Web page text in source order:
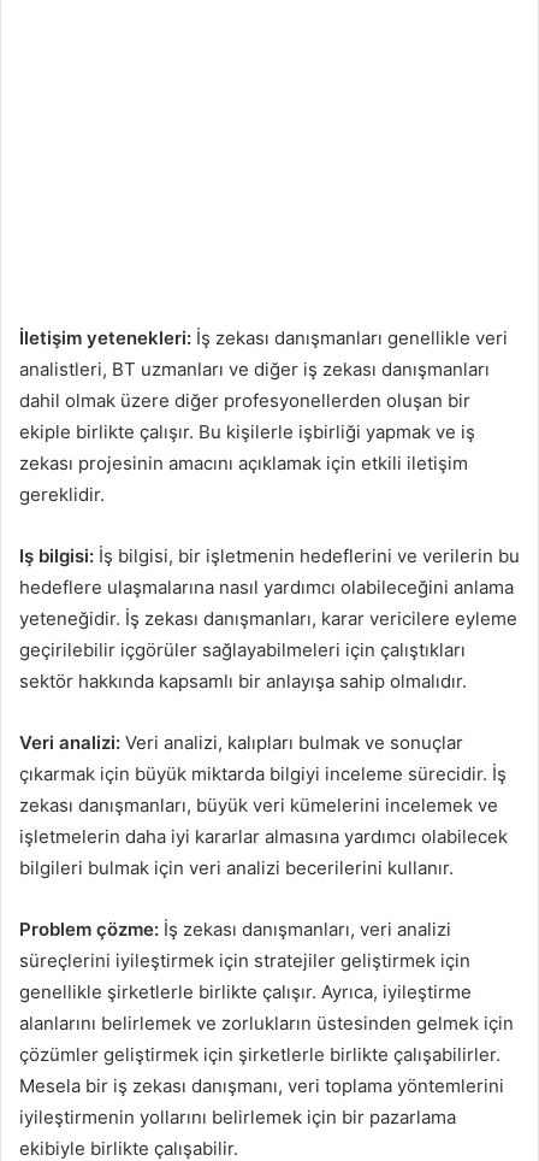
İletişim yetenekleri: İş zekası danışmanları genellikle veri
analistleri, BT uzmanları ve diğer iş zekası danışmanları
dahil olmak üzere diğer profesyonellerden oluşan bir
ekiple birlikte çalışır. Bu kişilerle işbirliği yapmak ve iş
zekası projesinin amacını açıklamak için etkili iletişim
gereklidir.
Iş bilgisi: İş bilgisi, bir işletmenin hedeflerini ve verilerin bu
hedeflere ulaşmalarına nasıl yardımcı olabileceğini anlama
yeteneğidir. İş zekası danışmanları, karar vericilere eyleme
geçirilebilir içgörüler sağlayabilmeleri için çalıştıkları
sektör hakkında kapsamlı bir anlayışa sahip olmalıdır.
Veri analizi: Veri analizi, kalıpları bulmak ve sonuçlar
çıkarmak için büyük miktarda bilgiyi inceleme sürecidir. İş
zekası danışmanları, büyük veri kümelerini incelemek ve
işletmelerin daha iyi kararlar almasına yardımcı olabilecek
bilgileri bulmak için veri analizi becerilerini kullanır.
Problem çözme: İş zekası danışmanları, veri analizi
süreçlerini iyileştirmek için stratejiler geliştirmek için
genellikle şirketlerle birlikte çalışır. Ayrıca, iyileştirme
alanlarını belirlemek ve zorlukların üstesinden gelmek için
çözümler geliştirmek için şirketlerle birlikte çalışabilirler.
Mesela bir iş zekası danışmanı, veri toplama yöntemlerini
iyileştirmenin yollarını belirlemek için bir pazarlama
ekibiyle birlikte çalışabilir.